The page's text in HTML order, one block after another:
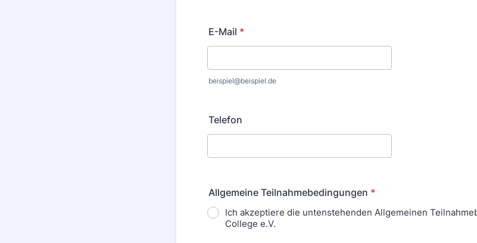
E-Mail *
beispiel@beispiel.de
Telefon
Allgemeine Teilnahmebedingungen *
Ich akzeptiere die untenstehenden Allgemeinen
College e.V.